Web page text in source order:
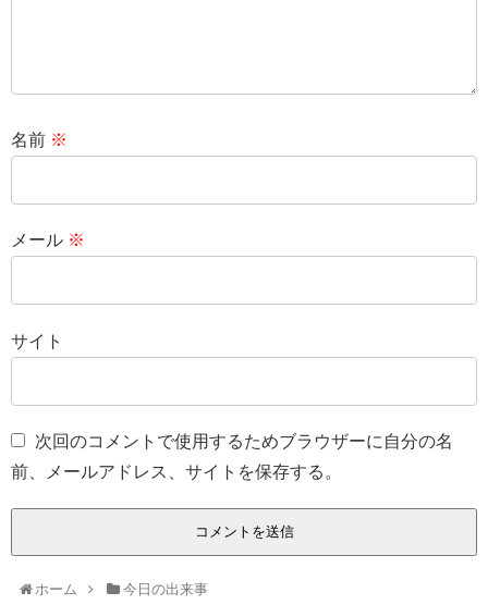
名前 ※
メール ※
サイト
次回のコメントで使用するためブラウザーに自分の名
前、メールアドレス、サイトを保存する。
ホーム 今日の出来事